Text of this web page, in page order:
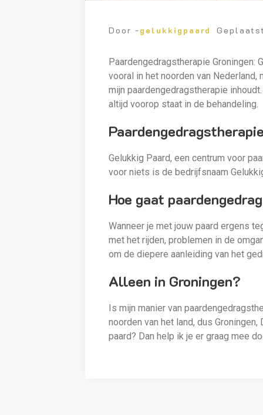
Door -gelukkigpaard
Paardengedragstherapie Groningen:
vooral in het noorden van
mijn paardengedragstherapie
altijd voorop staat in de behandeling.
Gelukkig Paard, een centrum voor
voor niets is de bedrijfsnaam
Hoe gaat
Wanneer je met jouw paard ergens
met het rijden, problemen in de
om de diepere aanleiding van het
Alleen in Groningen?
Is mijn manier van
noorden van het land, dus
paard? Dan help ik je er graag mee